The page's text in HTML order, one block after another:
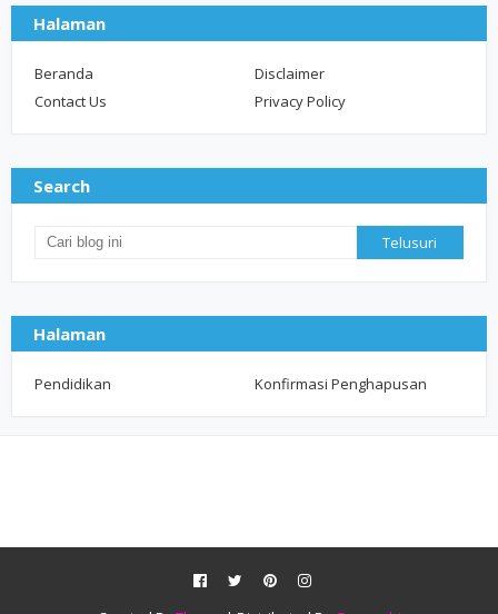
Halaman
Beranda
Disclaimer
Contact Us
Privacy Policy
Search
Halaman
Pendidikan Konfirmasi Penghapusan